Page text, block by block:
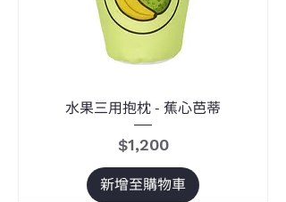
水果三用抱枕 - 蕉心芭蒂
價格
$1,200
新增至購物車